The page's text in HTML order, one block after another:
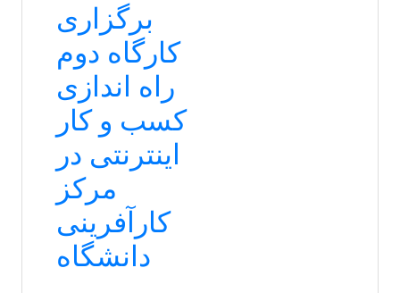
برگزاری
کارگاه دوم
راه اندازی
کسب و کار
اینترنتی در
مرکز
کارآفرینی
دانشگاه